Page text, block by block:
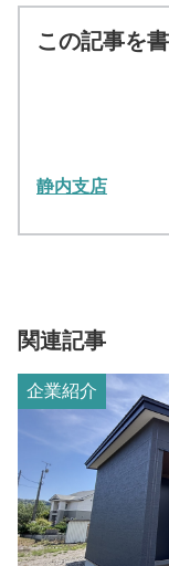
この記事を
静内支店
関連記事
企業紹介